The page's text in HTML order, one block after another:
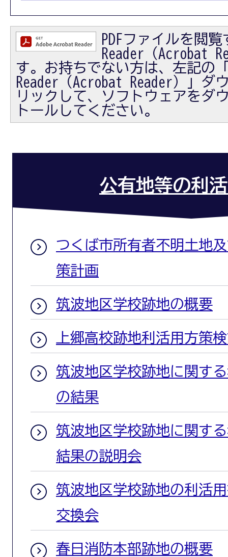
PDFファイルを閲
Reader（Acrobat
す。お持ちでない方は、左記の
Reader（Acrobat Reader）」ダ
リックして、ソフトウェアをダ
トールしてください。
公有地等の利
つくば市所有者不明土地
策計画
筑波地区学校跡地の概要
上郷高校跡地利活用方策
筑波地区学校跡地に関す
の結果
筑波地区学校跡地に関す
結果の説明会
筑波地区学校跡地の利活
交換会
春日消防本部跡地の概要